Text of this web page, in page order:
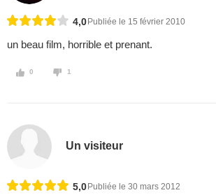
4,0 Publiée le 15 février 2010
un beau film, horrible et prenant.
0 1
Un visiteur
5,0 Publiée le 30 mars 2012